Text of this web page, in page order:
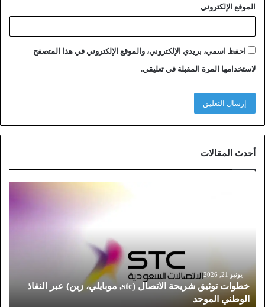
الموقع الإلكتروني
احفظ اسمي، بريدي الإلكتروني، والموقع الإلكتروني في هذا المتصفح
لاستخدامها المرة المقبلة في تعليقي.
أحدث المقالات
و
يونيو 21, 2026
خطوات توثيق شريحة الاتصال (stc, موبايلي، زين) عبر النفاذ
الوطني الموحد